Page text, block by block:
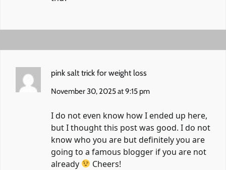
pink salt trick for weight loss
November 30, 2025 at 9:15 pm
I do not even know how I ended up here,
but I thought this post was good. I do not
know who you are but definitely you are
going to a famous blogger if you are not
already
Cheers!